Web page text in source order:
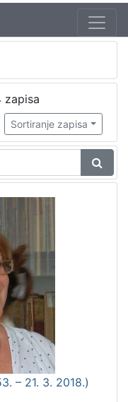
zapisa
Sortiranje zapisa
– 21. 3. 2018.)